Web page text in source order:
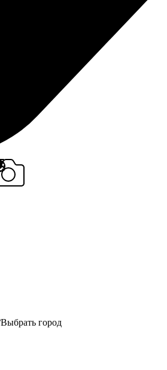
Выбрать город